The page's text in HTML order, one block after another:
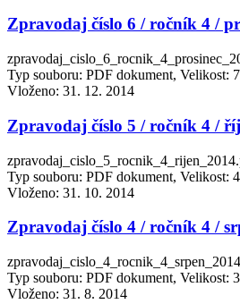
Zpravodaj číslo 6 / ročník 4 /
Typ souboru: PDF dokument, Velikost:
Vloženo: 31. 12. 2014
Zpravodaj číslo 5 / ročník 4 /
Typ souboru: PDF dokument, Velikost:
Vloženo: 31. 10. 2014
Zpravodaj číslo 4 / ročník 4 /
Typ souboru: PDF dokument, Velikost:
Vloženo: 31. 8. 2014